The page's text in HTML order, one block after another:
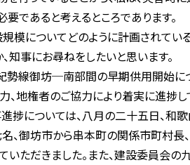
であると考えるところであります。
模についてどのように計画されて
知事にお尋ねをしたいと思います。
勢線御坊─南部間の早期供用開始に
地権者のご協力により着実に進捗
については、八月の二十五日、和
、御坊市から串本町の関係市町村長
いただきました。また、建設委員会